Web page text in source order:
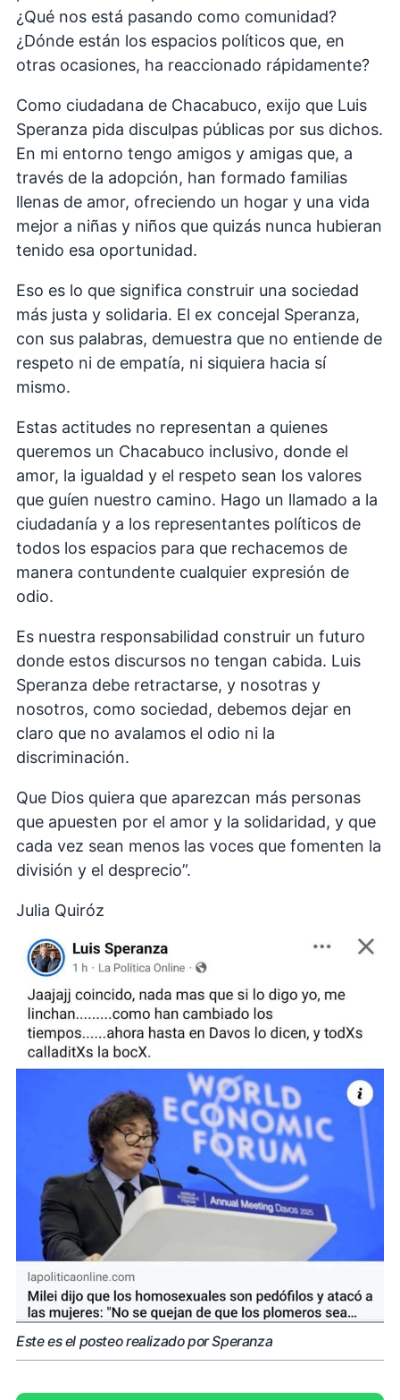
¿Qué nos está pasando como comunidad?
¿Dónde están los espacios políticos que, en
otras ocasiones, ha reaccionado rápidamente?
Como ciudadana de Chacabuco, exijo que Luis
Speranza pida disculpas públicas por sus dichos.
En mi entorno tengo amigos y amigas que, a
través de la adopción, han formado familias
llenas de amor, ofreciendo un hogar y una vida
mejor a niñas y niños que quizás nunca hubieran
tenido esa oportunidad.
Eso es lo que significa construir una sociedad
más justa y solidaria. El ex concejal Speranza,
con sus palabras, demuestra que no entiende de
respeto ni de empatía, ni siquiera hacia sí
mismo.
Estas actitudes no representan a quienes
queremos un Chacabuco inclusivo, donde el
amor, la igualdad y el respeto sean los valores
que guíen nuestro camino. Hago un llamado a la
ciudadanía y a los representantes políticos de
todos los espacios para que rechacemos de
manera contundente cualquier expresión de
odio.
Es nuestra responsabilidad construir un futuro
donde estos discursos no tengan cabida. Luis
Speranza debe retractarse, y nosotras y
nosotros, como sociedad, debemos dejar en
claro que no avalamos el odio ni la
discriminación.
Que Dios quiera que aparezcan más personas
que apuesten por el amor y la solidaridad, y que
cada vez sean menos las voces que fomenten la
división y el desprecio”.
Julia Quiróz
Este es el posteo realizado por Speranza